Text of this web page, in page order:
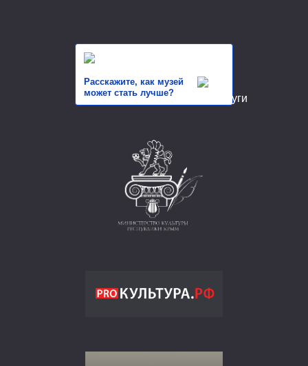
Расскажите, как музей
может стать лучше?